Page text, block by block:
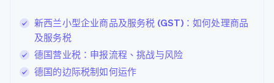
新西兰小型企业商品及服务税 (GST)：如何处理商品
及服务税
德国营业税：申报流程、挑战与风险
德国的边际税制如何运作
列支敦士登
DeutschEnglish
卢森堡
Français Deutsch English
罗马尼亚